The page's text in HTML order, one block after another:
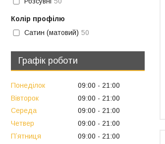
Колір профілю
Сатин (матовий) 50
Графік роботи
Понеділок 09:00
21:00
Вівторок
09:00
21:00
Середа
09:00
21:00
Четвер
09:00
21:00
Пʼятниця
09:00
21:00